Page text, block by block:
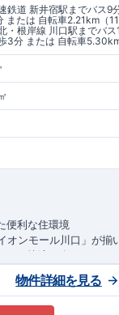
鉄道 新井宿駅までバス
または 自転車2.21km（11
・根岸線 川口駅までバ
3分 または 自転車
便利な住環境
オンモール川口」が揃
まで快適に楽しめます
台の開放的な住まい
物件詳細を見る